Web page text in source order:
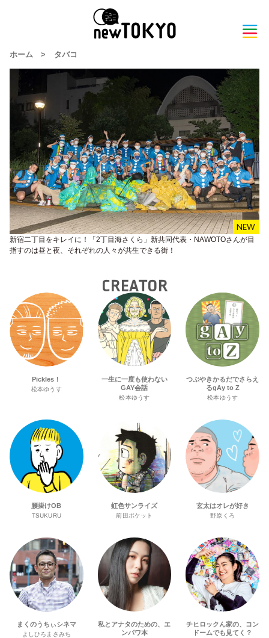
ホーム > タバコ
新宿二丁目をキレイに！「2丁目海さくら」新共同代表・NAWOTOさんが目
指すのは昼と夜、それぞれの人々が共生できる街！
CREATOR
Pickles！
松本ゆうす
一生に一度も使わない
GAY会話
松本ゆうす
つぶやきかるだでさらえ
るgAy to Z
松本ゆうす
腰掛けOB
TSUKURU
虹色サンライズ
前田ポケット
玄太はオレが好き
野原くろ
まくのうちぃシネマ
よしひろまさみち
私とアナタのための、エ
ンパワ本
チヒロックん家の、コン
ドームでも見てく？